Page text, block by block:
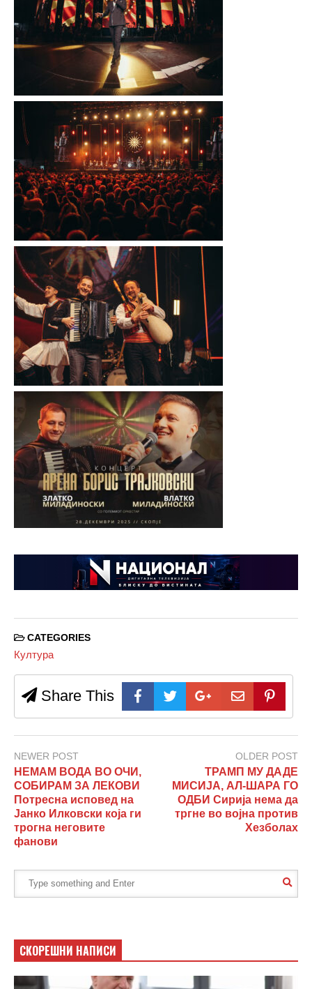
CATEGORIES
Култура
Share This
NEWER POST
НЕМАМ ВОДА ВО ОЧИ,
СОБИРАМ ЗА ЛЕКОВИ
Потресна исповед на
Јанко Илковски која ги
трогна неговите
фанови
OLDER POST
ТРАМП МУ ДАДЕ
МИСИЈА, АЛ-ШАРА ГО
ОДБИ Сирија нема да
тргне во војна против
Хезболах
СКОРЕШНИ НАПИСИ